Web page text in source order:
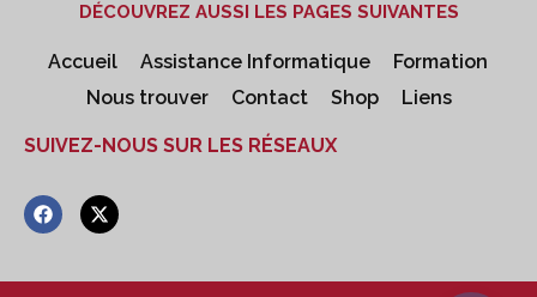
DÉCOUVREZ AUSSI LES PAGES SUIVANTES
Accueil Assistance Informatique
Formation
Nous trouver
Contact Shop Liens
SUIVEZ-NOUS SUR LES RÉSEAUX
F
a
b
X
-
i